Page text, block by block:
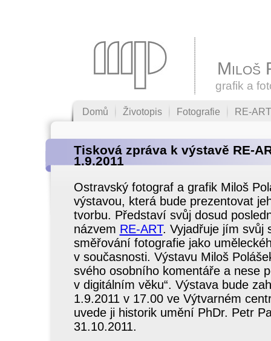
Miloš
grafik a
Domů Životopis Fotografie RE-ART
Tisková zpráva k výstavě RE-
1.9.2011
Ostravský fotograf a grafik Miloš
výstavou, která bude prezentovat
tvorbu. Představí svůj dosud
názvem RE-ART. Vyjadřuje jím svůj
směřování fotografie jako
v současnosti. Výstavu Miloš
svého osobního komentáře a nese
v digitálním věku“. Výstava bude
1.9.2011 v 17.00 ve Výtvarném
uvede ji historik umění PhDr. Petr
31.10.2011.